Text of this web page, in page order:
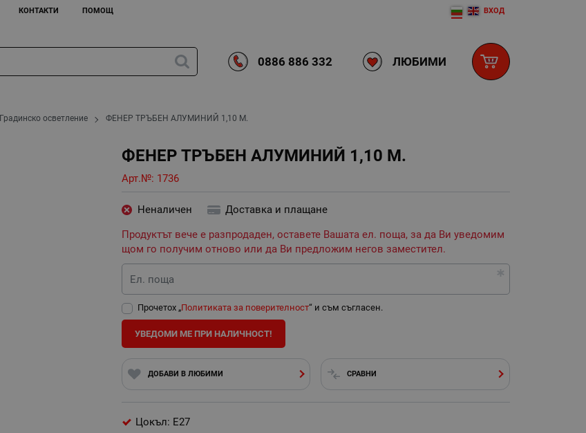
КОНТАКТИ ПОМОЩ ВХОД
0886 886 332 ЛЮБИМИ
Градинско осветление ФЕНЕР ТРЪБЕН АЛУМИНИЙ 1,10 М.
ФЕНЕР ТРЪБЕН АЛУМИНИЙ 1,10 М.
Арт.№: 1736
Неналичен
Доставка и плащане
Продуктът вече е разпродаден, оставете Вашата ел. поща, за да Ви уведомим
щом го получим отново или да Ви предложим негов заместител.
Ел. поща
Прочетох „Политиката за поверителност“ и съм съгласен.
УВЕДОМИ МЕ ПРИ НАЛИЧНОСТ!
ДОБАВИ В ЛЮБИМИ СРАВНИ
Цокъл: E27